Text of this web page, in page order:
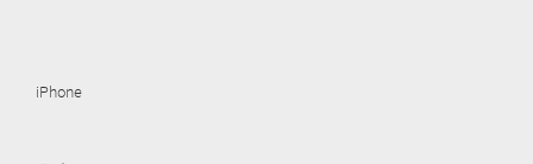
iPhone